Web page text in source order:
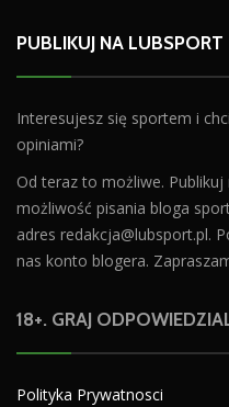
PUBLIKUJ NA LUBSPORT
Interesujesz się sportem i
opiniami?
Od teraz to możliwe.
możliwość pisania bloga
adres redakcja@lubsport.pl.
nas konto blogera.
18+. GRAJ
Polityka Prywatnosci